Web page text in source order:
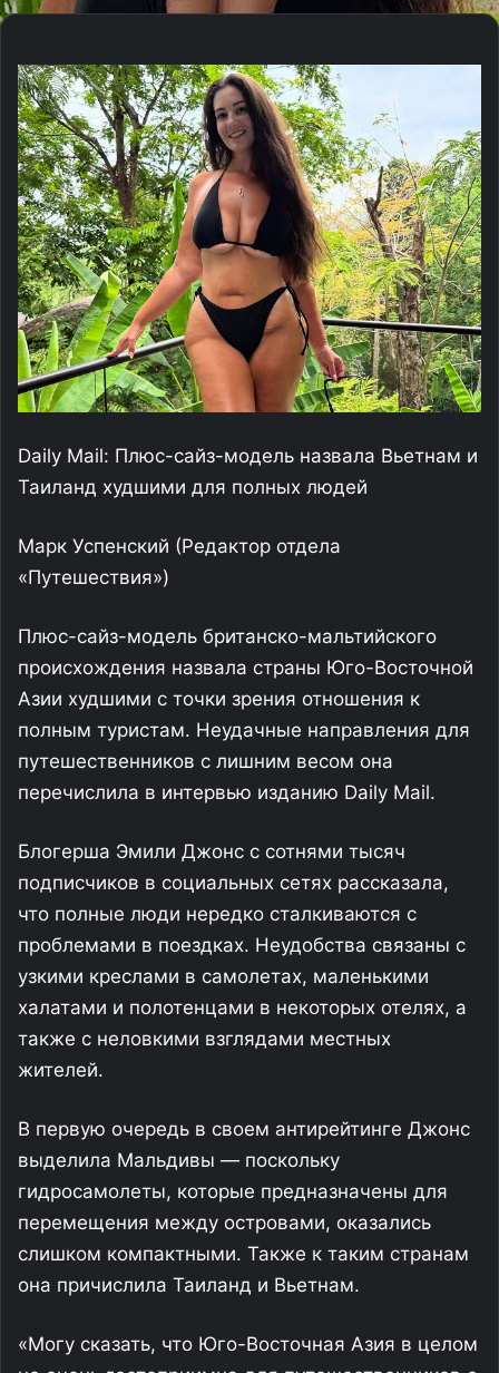
Daily Mail: Плюс-сайз-модель назвала Вьетнам и
Таиланд худшими для полных людей
Марк Успенский (Редактор отдела
«Путешествия»)
Плюс-сайз-модель британско-мальтийского
происхождения назвала страны Юго-Восточной
Азии худшими с точки зрения отношения к
полным туристам. Неудачные направления для
путешественников с лишним весом она
перечислила в интервью изданию Daily Mail.
Блогерша Эмили Джонс с сотнями тысяч
подписчиков в социальных сетях рассказала,
что полные люди нередко сталкиваются с
проблемами в поездках. Неудобства связаны с
узкими креслами в самолетах, маленькими
халатами и полотенцами в некоторых отелях, а
также с неловкими взглядами местных
жителей.
В первую очередь в своем антирейтинге Джонс
выделила Мальдивы — поскольку
гидросамолеты, которые предназначены для
перемещения между островами, оказались
слишком компактными. Также к таким странам
она причислила Таиланд и Вьетнам.
«Могу сказать, что Юго-Восточная Азия в целом